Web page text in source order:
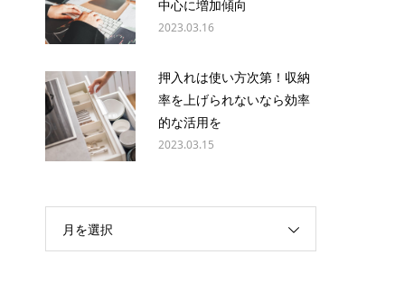
中心に増加傾向
2023.03.16
押入れは使い方次第！収納
率を上げられないなら効率
的な活用を
2023.03.15
月を選択